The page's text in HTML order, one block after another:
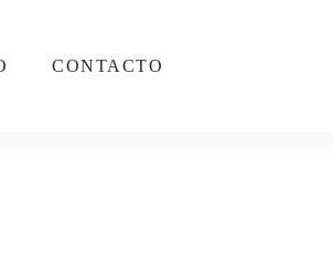
CONTACTO